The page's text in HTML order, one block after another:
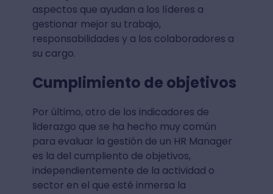
aspectos que ayudan a los líderes a
gestionar mejor su trabajo,
responsabilidades y a los colaboradores a
su cargo.
Cumplimiento de objetivos
Por último, otro de los indicadores de
liderazgo que se ha hecho muy común
para evaluar la gestión de un HR Manager
es la del cumpliento de objetivos,
independientemente de la actividad o
sector en el que esté inmersa la